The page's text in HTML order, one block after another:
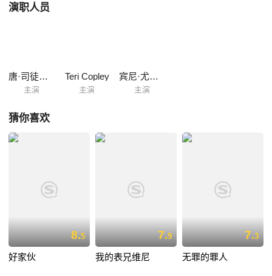
演职人员
唐·司徒奥德
主演
Teri Copley
主演
宾尼·尤奎德兹
主演
猜你喜欢
8.5
好家伙
7.9
我的表兄维尼
7.3
无罪的罪人